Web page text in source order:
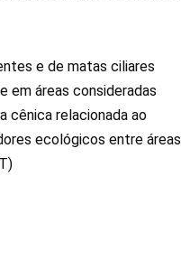
e de matas ciliares
em áreas consideradas
cênica relacionada ao
ecológicos entre áreas